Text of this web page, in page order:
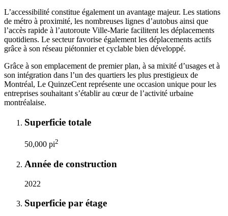
L’accessibilité constitue également un avantage majeur. Les stations
de métro à proximité, les nombreuses lignes d’autobus ainsi que
l’accès rapide à l’autoroute Ville-Marie facilitent les déplacements
quotidiens. Le secteur favorise également les déplacements actifs
grâce à son réseau piétonnier et cyclable bien développé.
Grâce à son emplacement de premier plan, à sa mixité d’usages et à
son intégration dans l’un des quartiers les plus prestigieux de
Montréal, Le QuinzeCent représente une occasion unique pour les
entreprises souhaitant s’établir au cœur de l’activité urbaine
montréalaise.
Superficie totale
50,000 pi2
Année de construction
2022
Superficie par étage